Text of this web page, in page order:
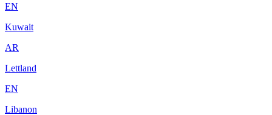
EN
Kuwait
AR
Lettland
EN
Libanon